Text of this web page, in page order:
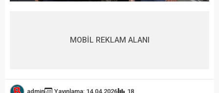
MOBİL REKLAM ALANI
admin Yayınlama: 14.04.2026 18